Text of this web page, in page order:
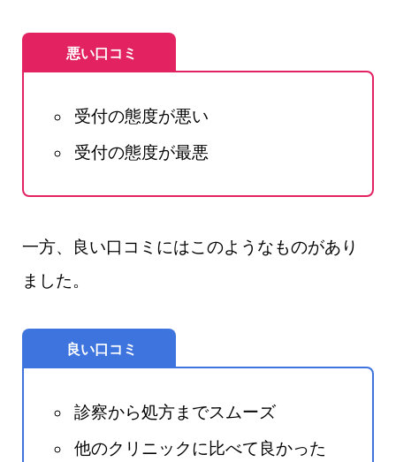
悪い口コミ
受付の態度が悪い
受付の態度が最悪
一方、良い口コミにはこのようなものがあり
ました。
良い口コミ
診察から処方までスムーズ
他のクリニックに比べて良かった